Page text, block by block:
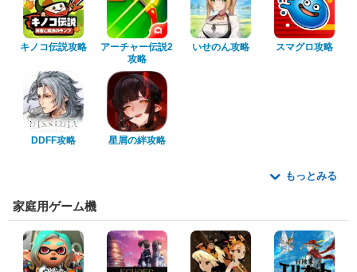
キノコ伝説攻略
アーチャー伝説2
攻略
いせのん攻略 スマグロ攻略
DDFF攻略 星屑の絆攻略
もっとみる
家庭用ゲーム機